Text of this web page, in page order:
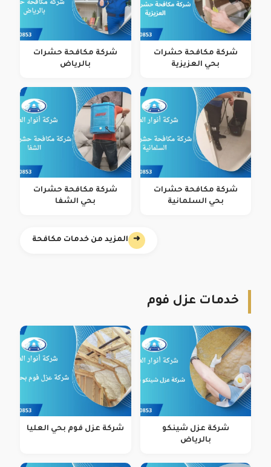
شركة مكافحة حشرات
بحي العزيزية
شركة مكافحة حشرات
بالرياض
شركة مكافحة حشرات
بحي السلمانية
شركة مكافحة حشرات
بحي الشفا
➜ المزيد من خدمات مكافحة
خدمات عزل فوم
شركة عزل شينكو
بالرياض
شركة عزل فوم بحي العليا